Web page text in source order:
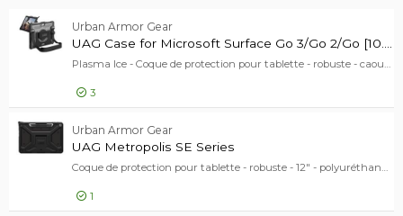
Montrer seulement
Montrer seulement
En stock
Marque
Marque
Urban Armor Gear
Prix
Prix
- EUR
Urban Armor Gear
Plasma Ice - Coque de protection pour tablette - robuste - caoutchouc - glacé - pour Microsoft Surface Go, Go 2, Go 3, Go 4
3
Urban Armor Gear
UAG Metropolis SE Series
Coque de protection pour tablette - robuste - 12" - polyuréthanne thermoplastique (TPU) - noir - pour Microsoft Surface Pro (12-inch)
1